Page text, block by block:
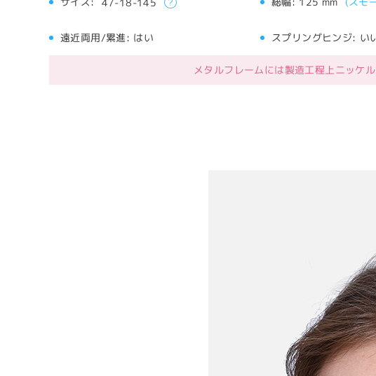
遠近両用/累進: はい スプリングヒンジ: い
メタルフレームには製造工程上ニッケ